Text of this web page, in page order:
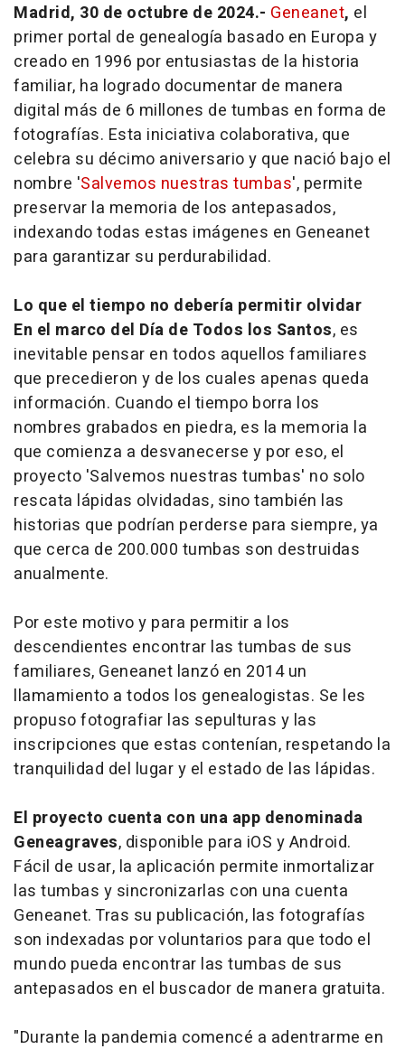
Madrid, 30 de octubre de 2024.- Geneanet, el
primer portal de genealogía basado en Europa y
creado en 1996 por entusiastas de la historia
familiar, ha logrado documentar de manera
digital más de 6 millones de tumbas en forma de
fotografías. Esta iniciativa colaborativa, que
celebra su décimo aniversario y que nació bajo el
nombre 'Salvemos nuestras tumbas', permite
preservar la memoria de los antepasados,
indexando todas estas imágenes en Geneanet
para garantizar su perdurabilidad.
Lo que el tiempo no debería permitir olvidar
En el marco del Día de Todos los Santos, es
inevitable pensar en todos aquellos familiares
que precedieron y de los cuales apenas queda
información. Cuando el tiempo borra los
nombres grabados en piedra, es la memoria la
que comienza a desvanecerse y por eso, el
proyecto 'Salvemos nuestras tumbas' no solo
rescata lápidas olvidadas, sino también las
historias que podrían perderse para siempre, ya
que cerca de 200.000 tumbas son destruidas
anualmente.
Por este motivo y para permitir a los
descendientes encontrar las tumbas de sus
familiares, Geneanet lanzó en 2014 un
llamamiento a todos los genealogistas. Se les
propuso fotografiar las sepulturas y las
inscripciones que estas contenían, respetando la
tranquilidad del lugar y el estado de las lápidas.
El proyecto cuenta con una app denominada
Geneagraves, disponible para iOS y Android.
Fácil de usar, la aplicación permite inmortalizar
las tumbas y sincronizarlas con una cuenta
Geneanet. Tras su publicación, las fotografías
son indexadas por voluntarios para que todo el
mundo pueda encontrar las tumbas de sus
antepasados en el buscador de manera gratuita.
"Durante la pandemia comencé a adentrarme en